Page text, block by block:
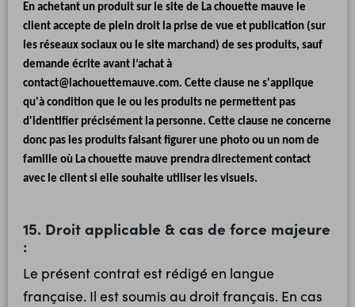
En achetant un produit sur le site de La chouette mauve le
client accepte de plein droit la prise de vue et publication (sur
les réseaux sociaux ou le site marchand) de ses produits, sauf
demande écrite avant l’achat à
contact@lachouettemauve.com. Cette clause ne s'applique
qu'à condition que le ou les produits ne permettent pas
d'identifier précisément la personne. Cette clause ne concerne
donc pas les produits faisant figurer une photo ou un nom de
famille où La chouette mauve prendra directement contact
avec le client si elle souhaite utiliser les visuels.
15. Droit applicable & cas de force majeure
:
Le présent contrat est rédigé en langue
française. Il est soumis au droit français. En cas